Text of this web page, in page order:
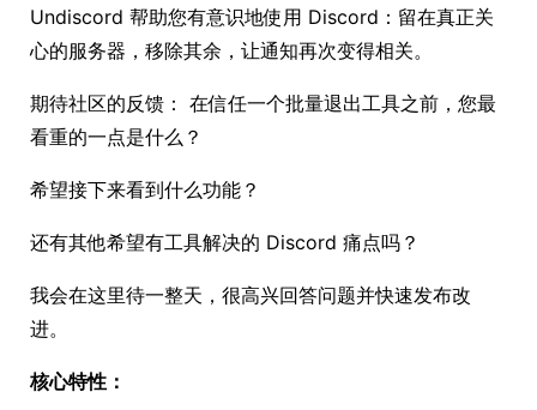
Undiscord 帮助您有意识地使用 Discord：留在真正关
心的服务器，移除其余，让通知再次变得相关。
期待社区的反馈： 在信任一个批量退出工具之前，您最
看重的一点是什么？
希望接下来看到什么功能？
还有其他希望有工具解决的 Discord 痛点吗？
我会在这里待一整天，很高兴回答问题并快速发布改
进。
核心特性：